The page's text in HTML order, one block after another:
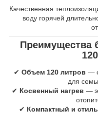
Качественная
воду горячей
Преимущества
✔ Объем 120 литров —
для
✔ Косвенный нагрев —
✔ Компактный и